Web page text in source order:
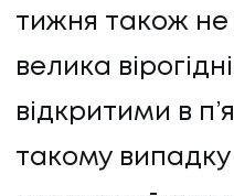
тижня також не
велика
відкритими в
такому випадку